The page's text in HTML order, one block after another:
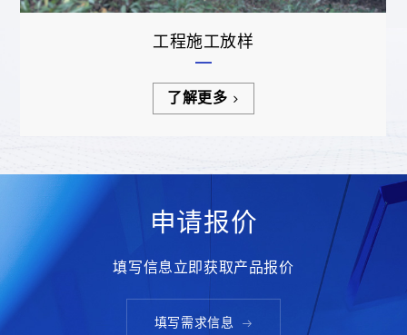
工程施工放样
了解更多
申请报价
填写信息立即获取产品报价
填写需求信息